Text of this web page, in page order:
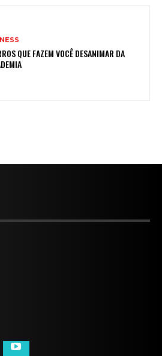
QUE FAZEM VOCÊ DESANIMAR DA